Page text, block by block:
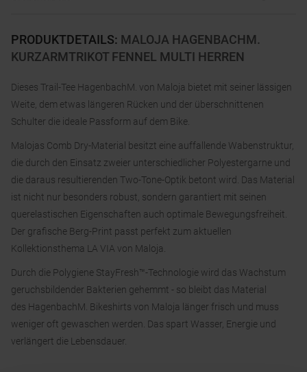
PRODUKTDETAILS: MALOJA HAGENBACHM.
KURZARMTRIKOT FENNEL MULTI HERREN
Dieses Trail-Tee HagenbachM. von Maloja bietet mit seiner lässigen
Weite, dem etwas längeren Rücken und der überschnittenen
Schulter die ideale Passform auf dem Bike.
Malojas Comb Dry-Material besitzt eine auffallende Wabenstruktur,
die durch den Einsatz zweier unterschiedlicher Polyestergarne und
die daraus resultierenden Two-Tone-Optik betont wird. Das Material
ist nicht nur besonders robust, sondern garantiert mit seinen
querelastischen Eigenschaften auch optimale Bewegungsfreiheit.
Der grafische Berg-Print passt perfekt zum aktuellen
Kollektionsthema LA VIA von Maloja.
Durch die Polygiene StayFresh™-Technologie wird das Wachstum
geruchsbildender Bakterien gehemmt - so bleibt das Material
des HagenbachM. Bikeshirts von Maloja länger frisch und muss
weniger oft gewaschen werden. Das spart Wasser, Energie und
verlängert die Lebensdauer.